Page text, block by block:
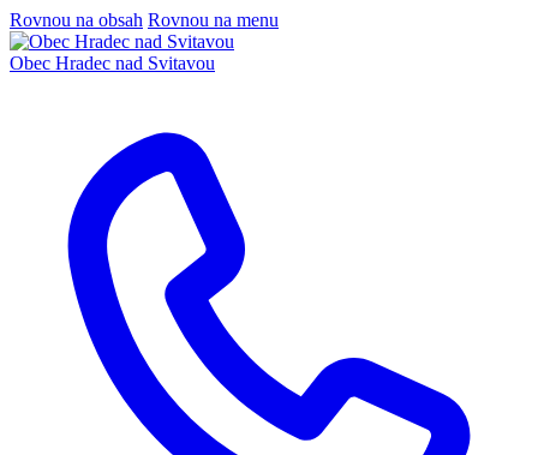
Rovnou na obsah Rovnou na menu
Obec Hradec nad Svitavou